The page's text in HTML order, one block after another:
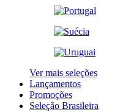
Ver mais seleções
Lançamentos
Promoções
Seleção Brasileira